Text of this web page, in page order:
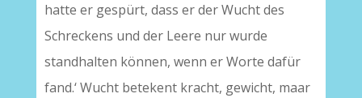
hatte er gespürt, dass er der Wucht des
Schreckens und der Leere nur wurde
standhalten können, wenn er Worte dafür
fand.‘ Wucht betekent kracht, gewicht, maar